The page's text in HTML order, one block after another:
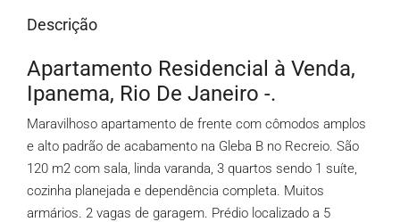
Descrição
Apartamento Residencial à Venda,
Ipanema, Rio De Janeiro -.
Maravilhoso apartamento de frente com cômodos amplos
e alto padrão de acabamento na Gleba B no Recreio. São
120 m2 com sala, linda varanda, 3 quartos sendo 1 suíte,
cozinha planejada e dependência completa. Muitos
armários. 2 vagas de garagem. Prédio localizado a 5